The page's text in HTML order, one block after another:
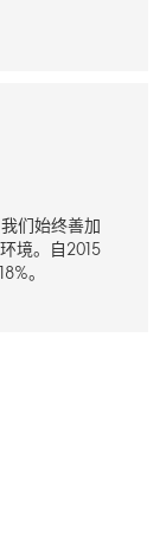
们始终善加
境。自2015
。